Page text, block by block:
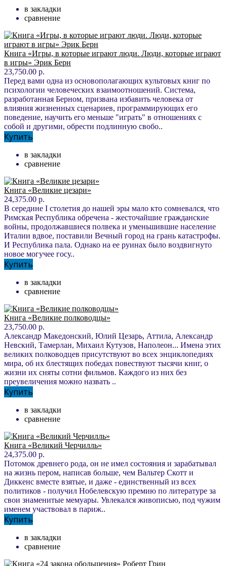
в закладки
сравнение
Книга «Игры, в которые играют люди. Люди, которые играют
в игры» Эрик Берн
23,750.00 р.
Перед вами одна из основополагающих культовых книг по
психологии человеческих взаимоотношений. Система,
разработанная Берном, призвана избавить человека от
влияния жизненных сценариев, программирующих его
поведение, научить его меньше "играть" в отношениях с
собой и другими, обрести подлинную свобо..
Купить
в закладки
сравнение
Книга «Великие цезари»
24,375.00 р.
В середине I столетия до нашей эры мало кто сомневался, что
Римская Республика обречена - жесточайшие гражданские
войны, продолжавшиеся полвека и уменьшившие население
Италии вдвое, поставили Вечный город на грань катастрофы.
И Республика пала. Однако на ее руинах было воздвигнуто
новое могучее госу..
Купить
в закладки
сравнение
Книга «Великие полководцы»
23,750.00 р.
Александр Македонский, Юлий Цезарь, Аттила, Александр
Невский, Тамерлан, Михаил Кутузов, Наполеон... Имена этих
великих полководцев присутствуют во всех энциклопедиях
мира, об их блестящих победах повествуют тысячи книг, о
жизни их сняты сотни фильмов. Каждого из них без
преувеличения можно назвать ..
Купить
в закладки
сравнение
Книга «Великий Черчилль»
24,375.00 р.
Потомок древнего рода, он не имел состояния и зарабатывал
на жизнь пером, написав больше, чем Вальтер Скотт и
Диккенс вместе взятые, и даже - единственный из всех
политиков - получил Нобелевскую премию по литературе за
свои знаменитые мемуары. Увлекался живописью, под чужим
именем участвовал в париж..
Купить
в закладки
сравнение